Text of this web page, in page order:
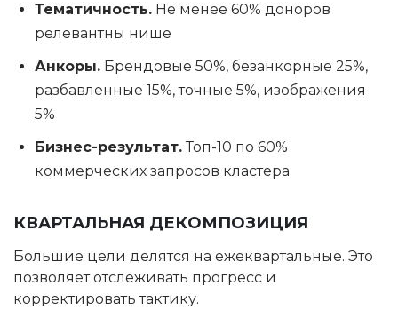
Тематичность. Не менее 60% доноров
релевантны нише
Анкоры. Брендовые 50%, безанкорные 25%,
разбавленные 15%, точные 5%, изображения
5%
Бизнес-результат.Топ-10 по 60%
коммерческих запросов кластера
КВАРТАЛЬНАЯ ДЕКОМПОЗИЦИЯ
Большие цели делятся на ежеквартальные. Это
позволяет отслеживать прогресс и
корректировать тактику.